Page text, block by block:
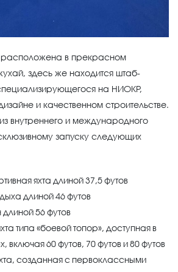
расположена в прекрасном
здесь же находится штаб-
на НИОКР,
и качественном строительстве.
внутреннего и международного
запуску следующих
яхта длиной 37,5 футов
длиной 46 футов
56 футов
типа «боевой топор», доступная в
включая 60 футов, 70 футов и 80 футов
созданная с первоклассными